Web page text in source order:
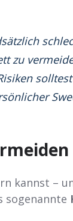
zu
kannst –
sogenannte